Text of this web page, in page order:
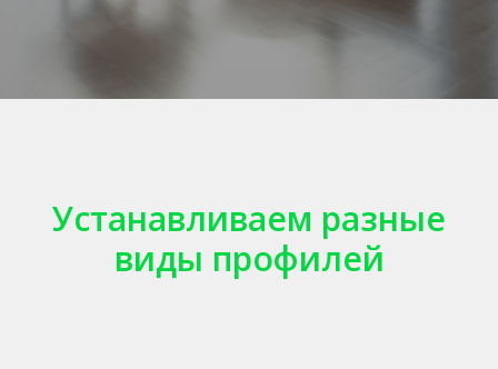
Устанавливаем разные
виды профилей